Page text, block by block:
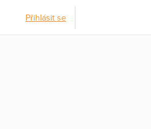
Přihlásit se